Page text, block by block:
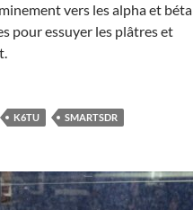
vers les alpha et béta
pour essuyer les plâtres et
K6TU SMARTSDR